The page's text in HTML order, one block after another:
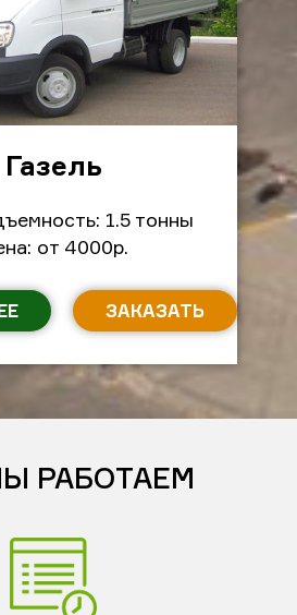
Газель
1.5 тонны
от 4000р.
ЗАКАЗАТЬ
РАБОТАЕМ